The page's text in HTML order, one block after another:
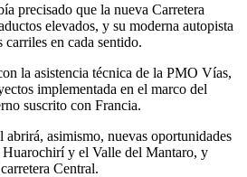
precisado que la nueva Carretera
elevados, y su moderna autopista
en cada sentido.
la asistencia técnica de la PMO Vías,
implementada en el marco del
suscrito con Francia.
abrirá, asimismo, nuevas oportunidades
y el Valle del Mantaro, y
Central.